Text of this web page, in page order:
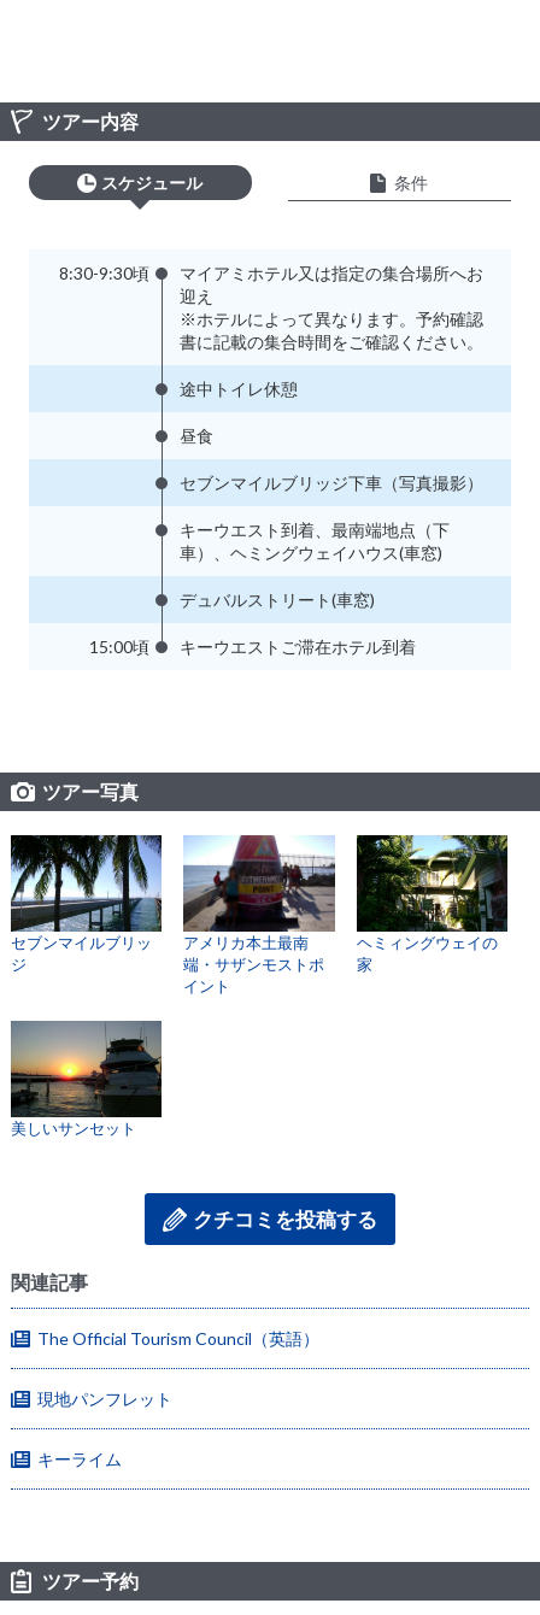
ツアー内容
スケジュール 条件
8:30-9:30頃
マイアミホテル又は指定の集合場所へお
迎え
※ホテルによって異なります。予約確認
書に記載の集合時間をご確認ください。
途中トイレ休憩
昼食
セブンマイルブリッジ下車（写真撮影）
キーウエスト到着、最南端地点（下
車）、ヘミングウェイハウス(車窓)
デュバルストリート(車窓)
15:00頃 キーウエストご滞在ホテル到着
ツアー写真
セブンマイルブリッ
ジ
アメリカ本土最南
端・サザンモストポ
イント
ヘミィングウェイの
家
美しいサンセット
クチコミを投稿する
関連記事
The Official Tourism Council（英語）
現地パンフレット
キーライム
ツアー予約